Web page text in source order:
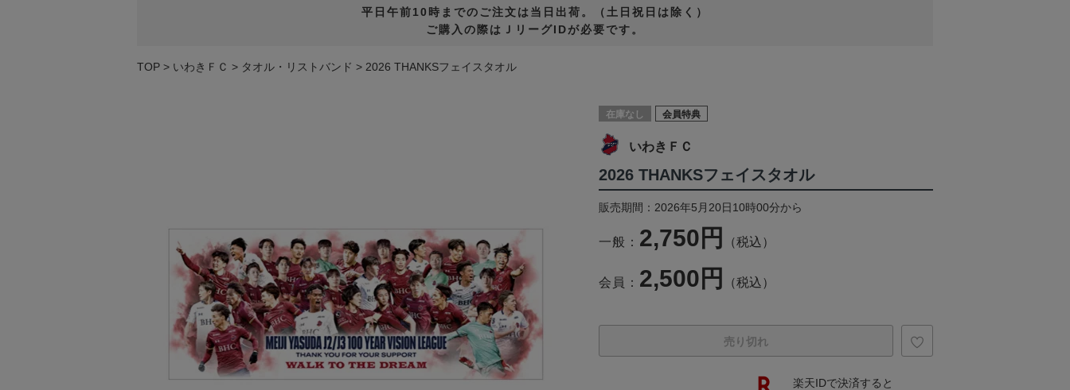
平日午前10時までのご注文は当日出荷。（土日祝日は除く）
ご購入の際はＪリーグIDが必要です。
TOP いわきＦＣ タオル・リストバンド 2026 THANKSフェイスタオル
在庫なし 会員特典
いわきＦＣ
2026 THANKSフェイスタオル
販売期間：2026年5月20日10時00分から
一般： 2,750円 （税込）
会員： 2,500円 （税込）
売り切れ
楽天IDで決済すると